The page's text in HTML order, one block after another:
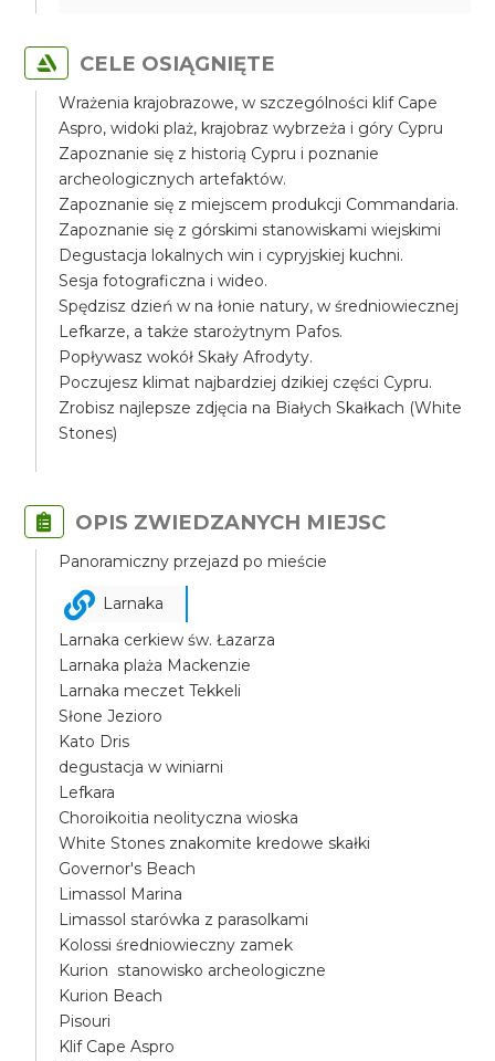
CELE OSIĄGNIĘTE
Wrażenia krajobrazowe, w szczególności klif Cape
Aspro, widoki plaż, krajobraz wybrzeża i góry Cypru
Zapoznanie się z historią Cypru i poznanie
archeologicznych artefaktów.
Zapoznanie się z miejscem produkcji Commandaria.
Zapoznanie się z górskimi stanowiskami wiejskimi
Degustacja lokalnych win i cypryjskiej kuchni.
Sesja fotograficzna i wideo.
Spędzisz dzień w na łonie natury, w średniowiecznej
Lefkarze, a także starożytnym Pafos.
Popływasz wokół Skały Afrodyty.
Poczujesz klimat najbardziej dzikiej części Cypru.
Zrobisz najlepsze zdjęcia na Białych Skałkach (White
Stones)
OPIS ZWIEDZANYCH MIEJSC
Panoramiczny przejazd po mieście
Larnaka
Larnaka cerkiew św. Łazarza
Larnaka plaża Mackenzie
Larnaka meczet Tekkeli
Słone Jezioro
Kato Dris
degustacja w winiarni
Lefkara
Choroikoitia neolityczna wioska
White Stones znakomite kredowe skałki
Governor's Beach
Limassol Marina
Limassol starówka z parasolkami
Kolossi średniowieczny zamek
Kurion stanowisko archeologiczne
Kurion Beach
Pisouri
Klif Cape Aspro